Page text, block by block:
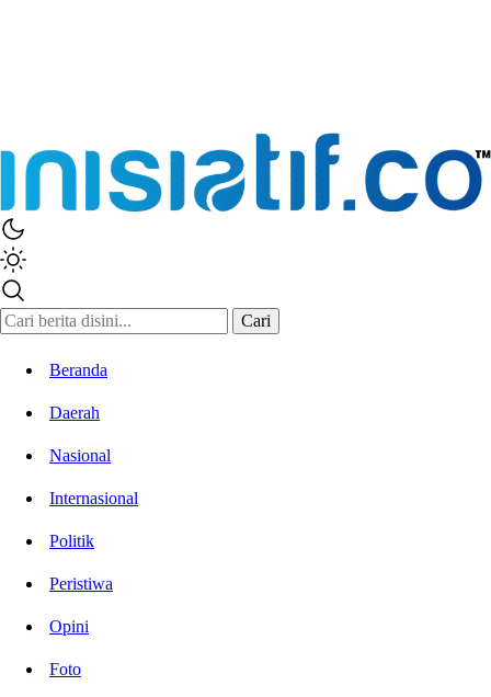
Cari
Beranda
Daerah
Nasional
Internasional
Politik
Peristiwa
Opini
Foto